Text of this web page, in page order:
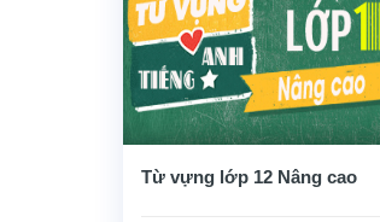
Từ vựng lớp 12 Nâng cao